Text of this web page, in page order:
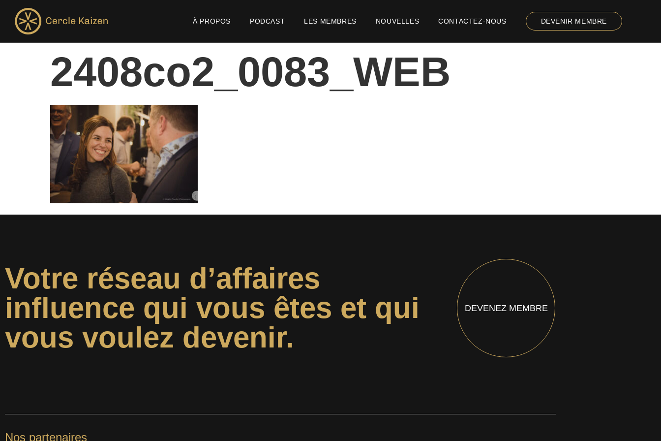
À PROPOS PODCAST LES MEMBRES NOUVELLES CONTACTEZ-NOUS DEVENIR MEMBRE
2408co2_0083_WEB
Votre réseau d’affaires
influence qui vous êtes et qui
vous voulez devenir.
DEVENEZ MEMBRE
Nos partenaires